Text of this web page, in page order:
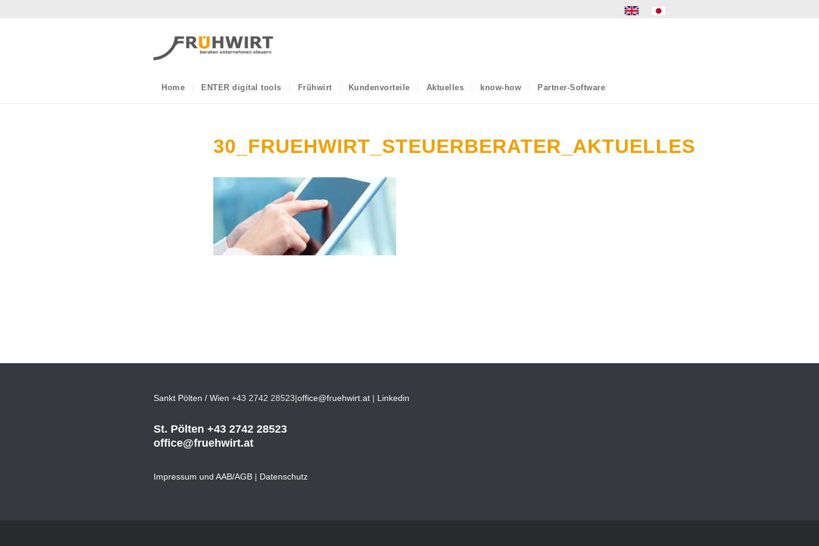
Home ENTER digital tools Frühwirt Kundenvorteile Aktuelles know-how Partner-Software
30_FRUEHWIRT_STEUERBERATER_AKTUELLES
Sankt Pölten / Wien +43 2742 28523|office@fruehwirt.at | Linkedin
St. Pölten +43 2742 28523
office@fruehwirt.at
Impressum und AAB/AGB | Datenschutz